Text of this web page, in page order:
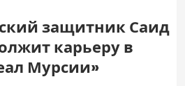
защитник Саид
карьеру в
Мурсии»